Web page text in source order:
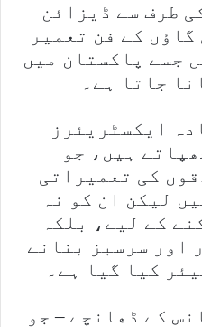
طرف سے ڈیزائن
کے فن تعمیر
جسے پاکستان میں
جاتا ہے۔
ایکسٹریئرز
ہیں، جو
کی تعمیراتی
لیکن ان کو نہ
کے لیے، بلکہ
اور سرسبز بنانے
کیا گیا ہے۔
کے ڈھانچے – جو